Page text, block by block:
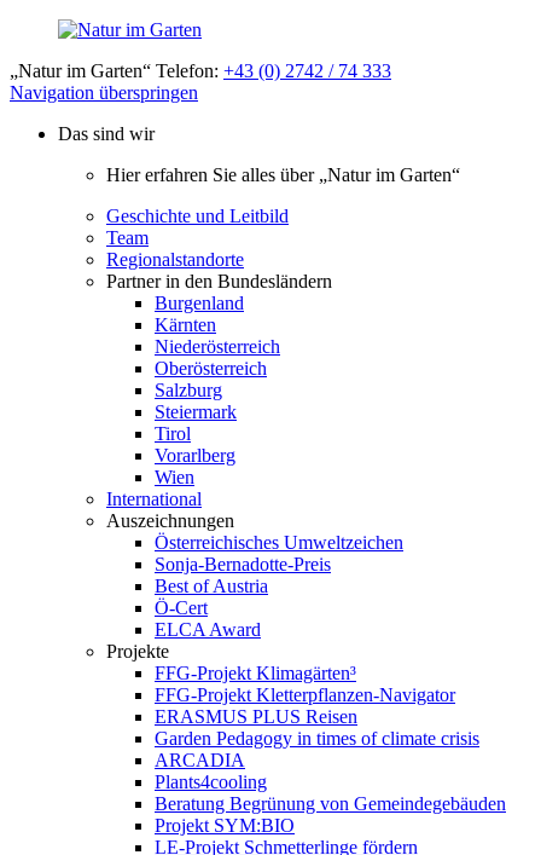
„Natur im Garten“ Telefon: +43 (0) 2742 / 74 333
Navigation überspringen
Das sind wir
Hier erfahren Sie alles über „Natur im Garten“
Geschichte und Leitbild
Team
Regionalstandorte
Partner in den Bundesländern
Burgenland
Kärnten
Niederösterreich
Oberösterreich
Salzburg
Steiermark
Tirol
Vorarlberg
Wien
International
Auszeichnungen
Österreichisches Umweltzeichen
Sonja-Bernadotte-Preis
Best of Austria
Ö-Cert
ELCA Award
Projekte
FFG-Projekt Klimagärten³
FFG-Projekt Kletterpflanzen-Navigator
ERASMUS PLUS Reisen
Garden Pedagogy in times of climate crisis
ARCADIA
Plants4cooling
Beratung Begrünung von Gemeindegebäuden
Projekt SYM:BIO
LE-Projekt Schmetterlinge fördern